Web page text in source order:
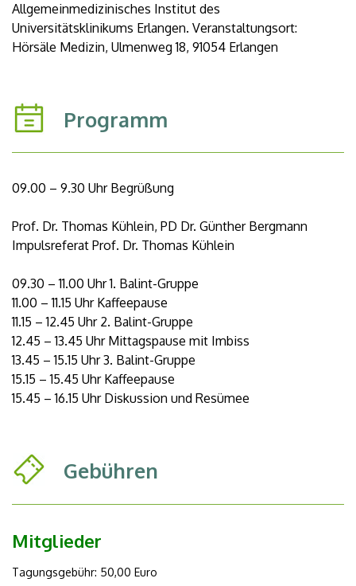
Allgemeinmedizinisches Institut des
Universitätsklinikums Erlangen. Veranstaltungsort:
Hörsäle Medizin, Ulmenweg 18, 91054 Erlangen
Programm
09.00 – 9.30 Uhr Begrüßung
Prof. Dr. Thomas Kühlein, PD Dr. Günther Bergmann
Impulsreferat Prof. Dr. Thomas Kühlein
09.30 – 11.00 Uhr 1. Balint-Gruppe
11.00 – 11.15 Uhr Kaffeepause
11.15 – 12.45 Uhr 2. Balint-Gruppe
12.45 – 13.45 Uhr Mittagspause mit Imbiss
13.45 – 15.15 Uhr 3. Balint-Gruppe
15.15 – 15.45 Uhr Kaffeepause
15.45 – 16.15 Uhr Diskussion und Resümee
Gebühren
Mitglieder
Tagungsgebühr: 50,00 Euro